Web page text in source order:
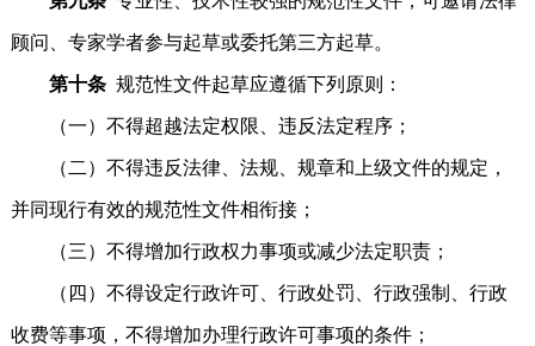
顾问、专家学者参与起草或委托第三方起草。
第十条 规范性文件起草应遵循下列原则：
（一）不得超越法定权限、违反法定程序；
（二）不得违反法律、法规、规章和上级文件的规定，
并同现行有效的规范性文件相衔接；
（三）不得增加行政权力事项或减少法定职责；
（四）不得设定行政许可、行政处罚、行政强制、行政
收费等事项，不得增加办理行政许可事项的条件；